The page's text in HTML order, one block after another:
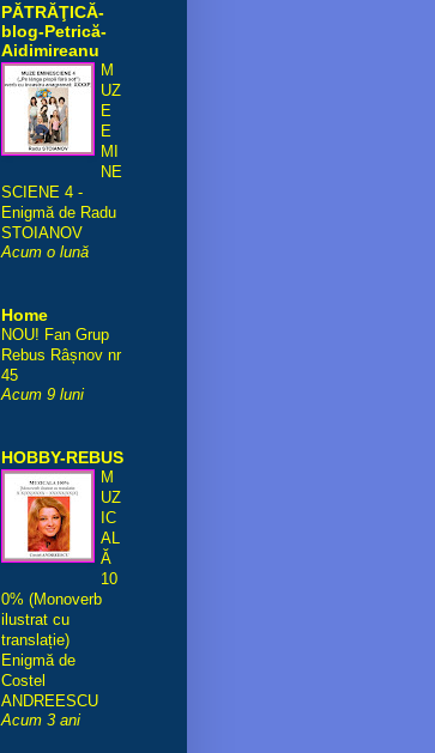
PĂTRĂŢICĂ-
blog-Petrică-
Aidimireanu
M
UZ
E
E
MI
NE
SCIENE 4 -
Enigmă de Radu
STOIANOV
Acum o lună
Home
NOU! Fan Grup
Rebus Râșnov nr
45
Acum 9 luni
HOBBY-REBUS
M
UZ
IC
AL
Ă
10
0% (Monoverb
ilustrat cu
translație)
Enigmă de
Costel
ANDREESCU
Acum 3 ani